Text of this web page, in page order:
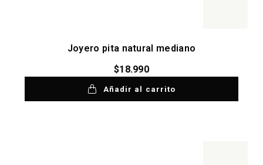
Joyero pita natural mediano
$18.990
Añadir al carrito